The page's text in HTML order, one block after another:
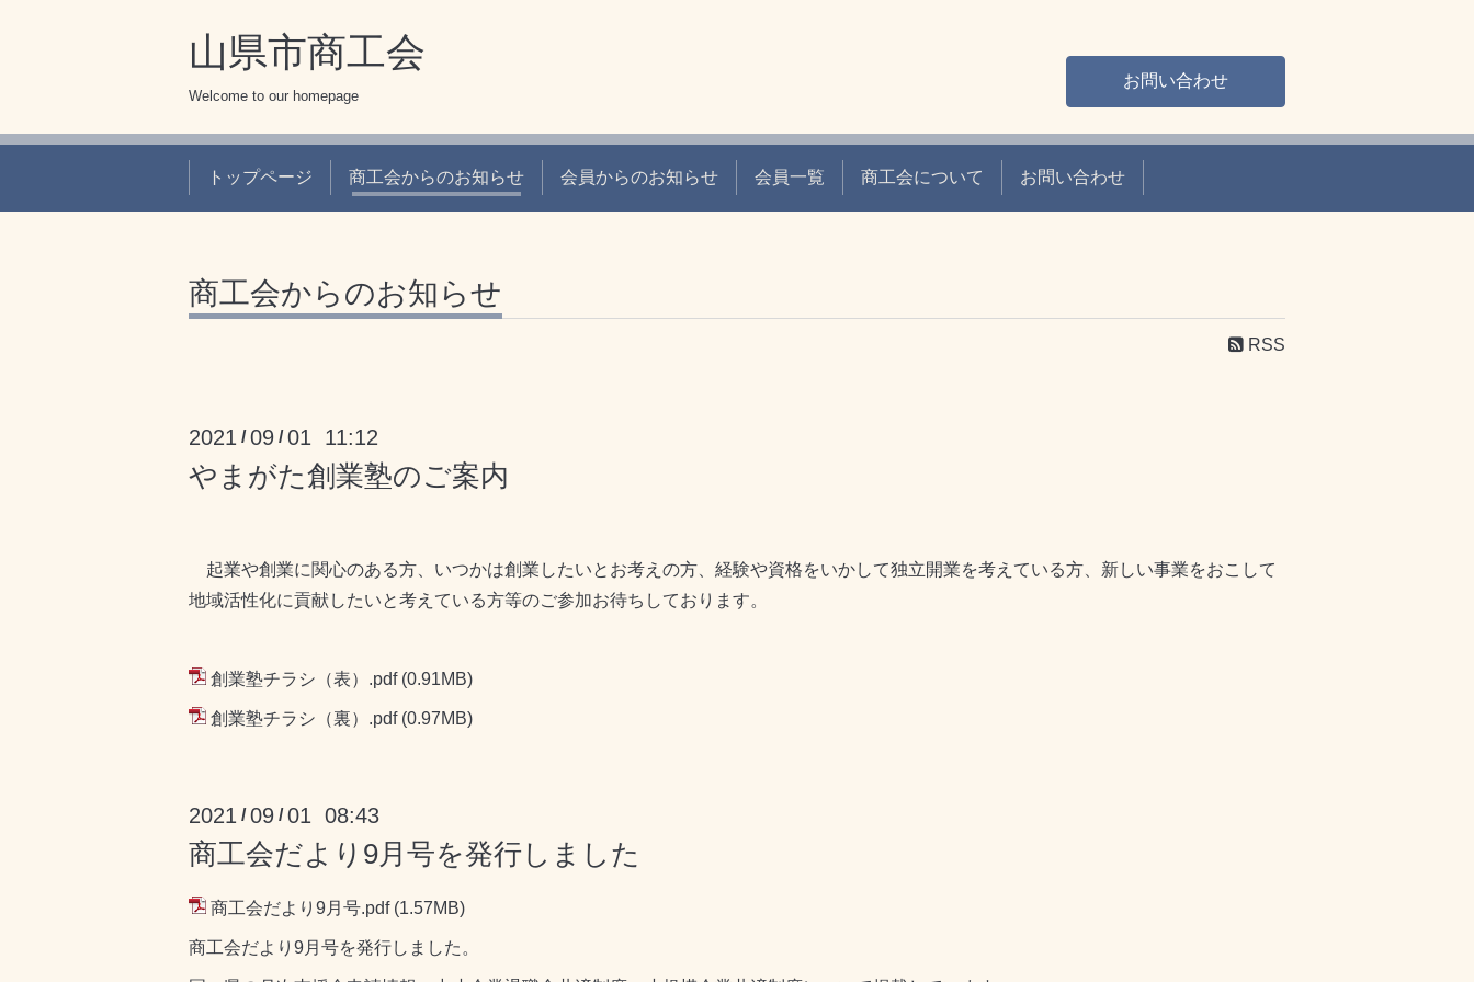
山県市商工会
Welcome to our homepage
お問い合わせ
トップページ 商工会からのお知らせ 会員からのお知らせ 会員一覧 商工会について お問い合わせ
商工会からのお知らせ
RSS
2021 /09 /01 11:12
やまがた創業塾のご案内
起業や創業に関心のある方、いつかは創業したいとお考えの方、経験や資格をいかして独立開業を考えている方、新しい事業をおこして
地域活性化に貢献したいと考えている方等のご参加お待ちしております。
創業塾チラシ（表）.pdf (0.91MB)
創業塾チラシ（裏）.pdf (0.97MB)
2021 /09 /01 08:43
商工会だより9月号を発行しました
商工会だより9月号.pdf (1.57MB)
商工会だより9月号を発行しました。